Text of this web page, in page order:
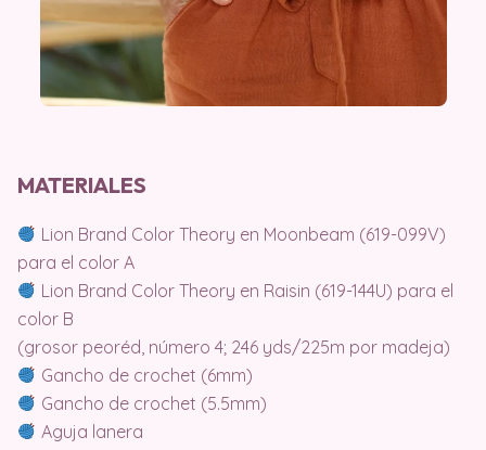
MATERIALES
Lion Brand Color Theory en Moonbeam (619-099V)
para el color A
Lion Brand Color Theory en Raisin (619-144U) para el
color B
(grosor peoréd, número 4; 246 yds/225m por madeja)
Gancho de crochet (6mm)
Gancho de crochet (5.5mm)
Aguja lanera